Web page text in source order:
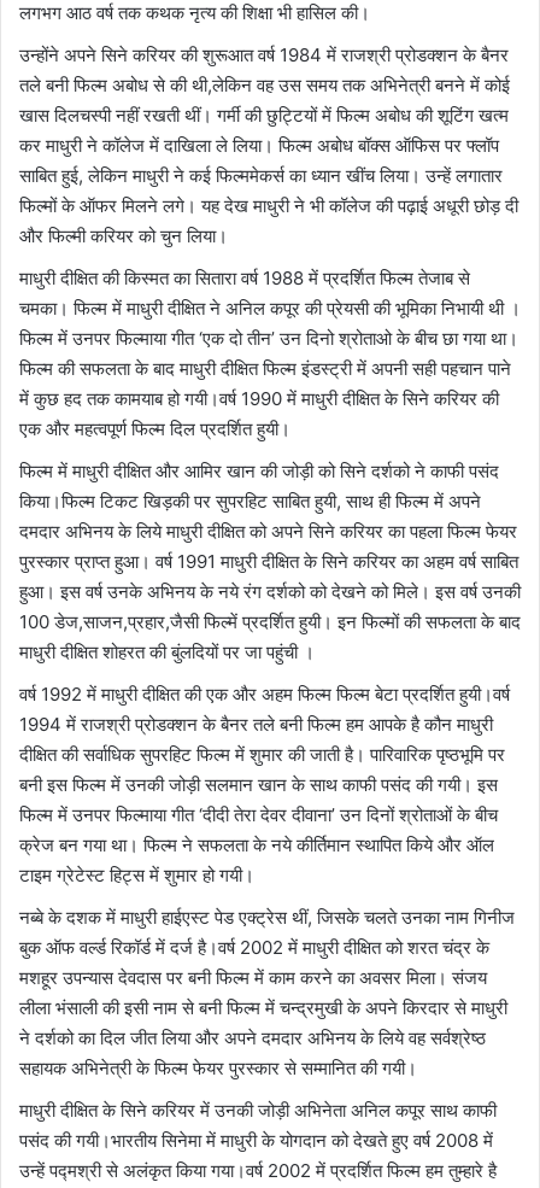
लगभग आठ वर्ष तक कथक नृत्य की शिक्षा भी हासिल की।
उन्होंने अपने सिने करियर की शुरूआत वर्ष 1984 में राजश्री प्रोडक्शन के बैनर
तले बनी फिल्म अबोध से की थी,लेकिन वह उस समय तक अभिनेत्री बनने में कोई
खास दिलचस्पी नहीं रखती थीं। गर्मी की छुट्टियों में फिल्म अबोध की शूटिंग खत्म
कर माधुरी ने कॉलेज में दाखिला ले लिया। फिल्म अबोध बॉक्स ऑफिस पर फ्लॉप
साबित हुई, लेकिन माधुरी ने कई फिल्ममेकर्स का ध्यान खींच लिया। उन्हें लगातार
फिल्मों के ऑफर मिलने लगे। यह देख माधुरी ने भी कॉलेज की पढ़ाई अधूरी छोड़ दी
और फिल्मी करियर को चुन लिया।
माधुरी दीक्षित की किस्मत का सितारा वर्ष 1988 में प्रदर्शित फिल्म तेजाब से
चमका। फिल्म में माधुरी दीक्षित ने अनिल कपूर की प्रेयसी की भूमिका निभायी थी ।
फिल्म में उनपर फिल्माया गीत ‘एक दो तीन’ उन दिनो श्रोताओ के बीच छा गया था।
फिल्म की सफलता के बाद माधुरी दीक्षित फिल्म इंडस्ट्री में अपनी सही पहचान पाने
में कुछ हद तक कामयाब हो गयी।वर्ष 1990 में माधुरी दीक्षित के सिने करियर की
एक और महत्वपूर्ण फिल्म दिल प्रदर्शित हुयी।
फिल्म में माधुरी दीक्षित और आमिर खान की जोड़ी को सिने दर्शको ने काफी पसंद
किया।फिल्म टिकट खिड़की पर सुपरहिट साबित हुयी, साथ ही फिल्म में अपने
दमदार अभिनय के लिये माधुरी दीक्षित को अपने सिने करियर का पहला फिल्म फेयर
पुरस्कार प्राप्त हुआ। वर्ष 1991 माधुरी दीक्षित के सिने करियर का अहम वर्ष साबित
हुआ। इस वर्ष उनके अभिनय के नये रंग दर्शको को देखने को मिले। इस वर्ष उनकी
100 डेज,साजन,प्रहार,जैसी फिल्में प्रदर्शित हुयी। इन फिल्मों की सफलता के बाद
माधुरी दीक्षित शोहरत की बुंलदियों पर जा पहुंची ।
वर्ष 1992 में माधुरी दीक्षित की एक और अहम फिल्म फिल्म बेटा प्रदर्शित हुयी।वर्ष
1994 में राजश्री प्रोडक्शन के बैनर तले बनी फिल्म हम आपके है कौन माधुरी
दीक्षित की सर्वाधिक सुपरहिट फिल्म में शुमार की जाती है। पारिवारिक पृष्ठभूमि पर
बनी इस फिल्म में उनकी जोड़ी सलमान खान के साथ काफी पसंद की गयी। इस
फिल्म में उनपर फिल्माया गीत ‘दीदी तेरा देवर दीवाना’ उन दिनों श्रोताओं के बीच
क्रेज बन गया था। फिल्म ने सफलता के नये कीर्तिमान स्थापित किये और ऑल
टाइम ग्रेटेस्ट हिट्स में शुमार हो गयी।
नब्बे के दशक में माधुरी हाईएस्ट पेड एक्ट्रेस थीं, जिसके चलते उनका नाम गिनीज
बुक ऑफ वर्ल्ड रिकॉर्ड में दर्ज है।वर्ष 2002 में माधुरी दीक्षित को शरत चंद्र के
मशहूर उपन्यास देवदास पर बनी फिल्म में काम करने का अवसर मिला। संजय
लीला भंसाली की इसी नाम से बनी फिल्म में चन्द्रमुखी के अपने किरदार से माधुरी
ने दर्शको का दिल जीत लिया और अपने दमदार अभिनय के लिये वह सर्वश्रेष्ठ
सहायक अभिनेत्री के फिल्म फेयर पुरस्कार से सम्मानित की गयी।
माधुरी दीक्षित के सिने करियर में उनकी जोड़ी अभिनेता अनिल कपूर साथ काफी
पसंद की गयी।भारतीय सिनेमा में माधुरी के योगदान को देखते हुए वर्ष 2008 में
उन्हें पद्मश्री से अलंकृत किया गया।वर्ष 2002 में प्रदर्शित फिल्म हम तुम्हारे है